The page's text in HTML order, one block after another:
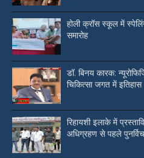
होली क्रॉस स्कूल में
समारोह
डॉ. बिनय कारक:
चिकित्सा जगत में इतिहास
रिहायशी इलाके में
अधिग्रहण से पहले